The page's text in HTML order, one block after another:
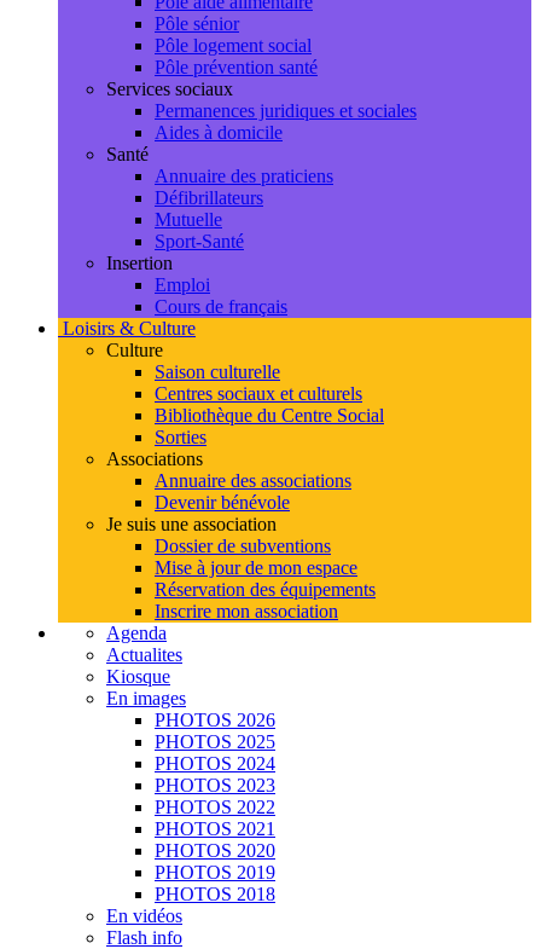
Pôle sénior
Pôle logement social
Pôle prévention santé
Services sociaux
Permanences juridiques et sociales
Aides à domicile
Santé
Annuaire des praticiens
Défibrillateurs
Mutuelle
Sport-Santé
Insertion
Emploi
Cours de français
Loisirs & Culture
Culture
Saison culturelle
Centres sociaux et culturels
Bibliothèque du Centre Social
Sorties
Associations
Annuaire des associations
Devenir bénévole
Je suis une association
Dossier de subventions
Mise à jour de mon espace
Réservation des équipements
Inscrire mon association
Agenda
Actualites
Kiosque
En images
PHOTOS 2026
PHOTOS 2025
PHOTOS 2024
PHOTOS 2023
PHOTOS 2022
PHOTOS 2021
PHOTOS 2020
PHOTOS 2019
PHOTOS 2018
En vidéos
Flash info